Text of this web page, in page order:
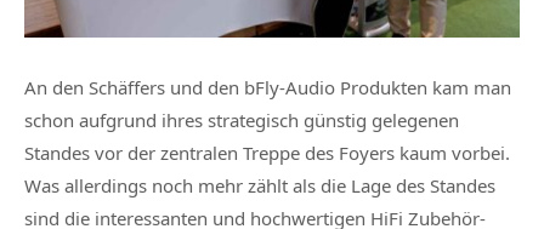
An den Schäffers und den bFly-Audio Produkten kam man
schon aufgrund ihres strategisch günstig gelegenen
Standes vor der zentralen Treppe des Foyers kaum vorbei.
Was allerdings noch mehr zählt als die Lage des Standes
sind die interessanten und hochwertigen HiFi Zubehör-